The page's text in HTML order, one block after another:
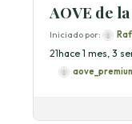
AOVE de
Iniciado por:
21hace 1 mes, 3